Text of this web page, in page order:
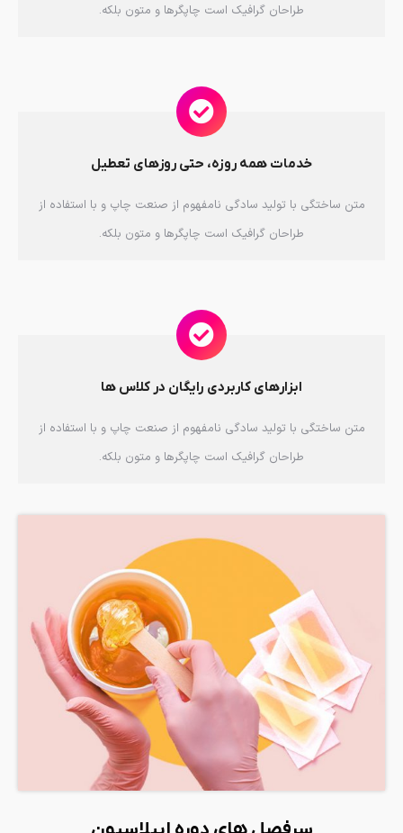
طراحان گرافیک است چاپگرها و متون بلکه.
خدمات همه روزه، حتی روزهای تعطیل
متن ساختگی با تولید سادگی نامفهوم از صنعت چاپ و با استفاده از
طراحان گرافیک است چاپگرها و متون بلکه.
ابزارهای کاربردی رایگان در کلاس ها
متن ساختگی با تولید سادگی نامفهوم از صنعت چاپ و با استفاده از
طراحان گرافیک است چاپگرها و متون بلکه.